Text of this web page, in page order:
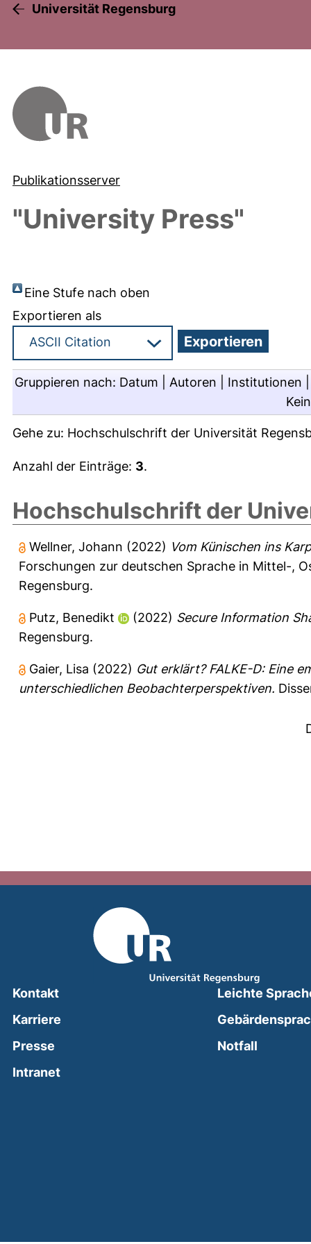
Universität Regensburg
Publikationsserver
"University Press"
Eine Stufe nach oben
Exportieren als
Gruppieren nach: Datum Autoren Institutionen
Gehe zu: Hochschulschrift der Universität
Anzahl der Einträge: 3.
Hochschulschrift der
Wellner, Johann (2022) Vom Künischen ins
Forschungen zur deutschen Sprache in Mittel-,
Regensburg.
Putz, Benedikt (2022) Secure Information
Regensburg.
Gaier, Lisa (2022) Gut erklärt? FALKE-D: Eine
unterschiedlichen Beobachterperspektiven.
Kontakt
Karriere
Presse
Intranet(external link, opens in a new window)
Leichte
Notfall